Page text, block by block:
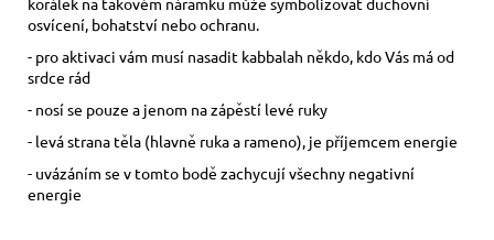
osvícení, bohatství nebo ochranu.
- pro aktivaci vám musí nasadit kabbalah někdo, kdo Vás má od
srdce rád
- nosí se pouze a jenom na zápěstí levé ruky
- levá strana těla (hlavně ruka a rameno), je příjemcem energie
- uvázáním se v tomto bodě zachycují všechny negativní
energie